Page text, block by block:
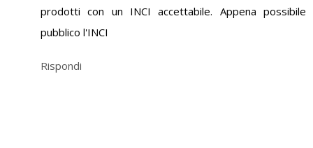
prodotti con un INCI accettabile. Appena possibile
pubblico l'INCI
Rispondi